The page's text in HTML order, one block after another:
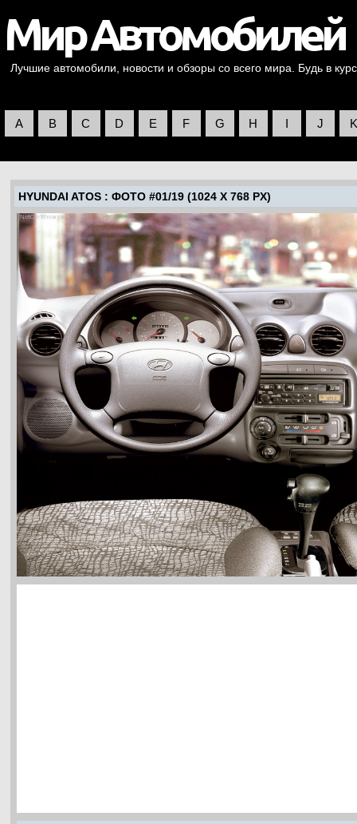
Лучшие автомобили, новости и обзоры со всего мира. Будь в
A B C D E F G H I J K
HYUNDAI ATOS : ФОТО #01/19 (1024 X 768 PX)